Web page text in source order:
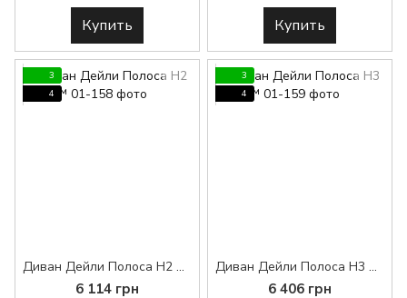
Купить Купить
3
4
Диван Дейли Полоса Н2 BASE™
6 114 грн
3
4
Диван Дейли Полоса Н3 BASE™
6 406 грн